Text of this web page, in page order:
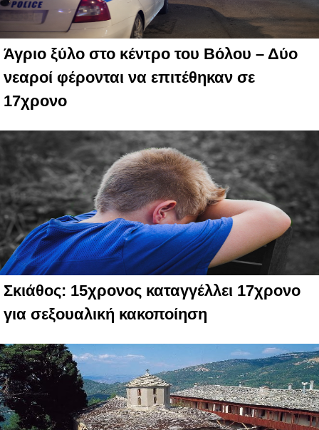
Άγριο ξύλο στο κέντρο του Βόλου – Δύο
νεαροί φέρονται να επιτέθηκαν σε
17χρονο
Σκιάθος: 15χρονος καταγγέλλει 17χρονο
για σεξουαλική κακοποίηση